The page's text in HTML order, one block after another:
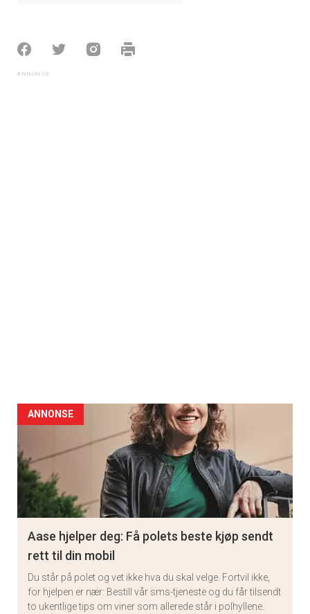
ANNONSE
Aase hjelper deg: Få polets beste kjøp sendt
rett til din mobil
Du står på polet og vet ikke hva du skal velge. Fortvil ikke,
for hjelpen er nær: Bestill vår sms-tjeneste og du får tilsendt
to ukentlige tips om viner som allerede står i polhyllene.